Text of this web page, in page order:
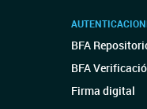
BFA
BFA
Firma digital